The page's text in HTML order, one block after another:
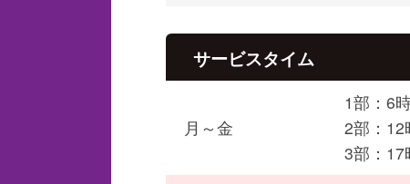
サービスタイム
月～金
1部：6
2部：12
3部：17